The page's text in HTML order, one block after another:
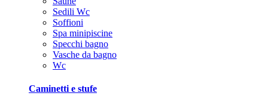
Sedili Wc
Soffioni
Spa minipiscine
Specchi bagno
Vasche da bagno
Wc
Caminetti e stufe